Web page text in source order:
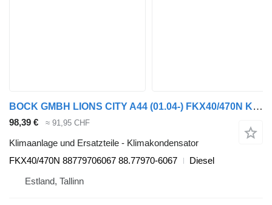
BOCK GMBH LIONS CITY A44 (01.04-) FKX40/470N Klimakondensator für MAN LIONS CITY A44 (01.04-) Bus
98,39 € ≈ 91,95 CHF
Klimaanlage und Ersatzteile - Klimakondensator
FKX40/470N 88779706067 88.77970-6067
Diesel
Estland, Tallinn